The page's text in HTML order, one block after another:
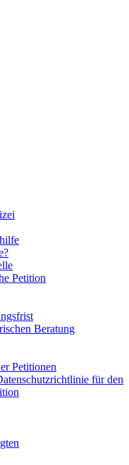
Petition
Beratung
Petitionen
für den